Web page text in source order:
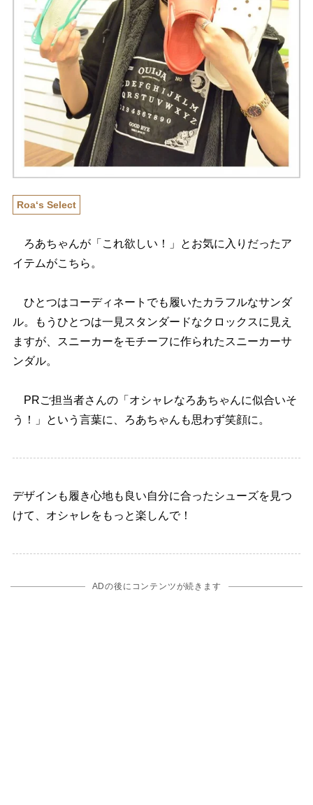
Roa‘s Select
ろあちゃんが「これ欲しい！」とお気に入りだったア
イテムがこちら。
ひとつはコーディネートでも履いたカラフルなサンダ
ル。もうひとつは一見スタンダードなクロックスに見え
ますが、スニーカーをモチーフに作られたスニーカーサ
ンダル。
PRご担当者さんの「オシャレなろあちゃんに似合いそ
う！」という言葉に、ろあちゃんも思わず笑顔に。
デザインも履き心地も良い自分に合ったシューズを見つ
けて、オシャレをもっと楽しんで！
ADの後にコンテンツが続きます